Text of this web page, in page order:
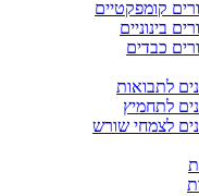
קומפקטיים
בינוניים
כבדים
לתבואות
לתחמיץ
לצמחי שורש